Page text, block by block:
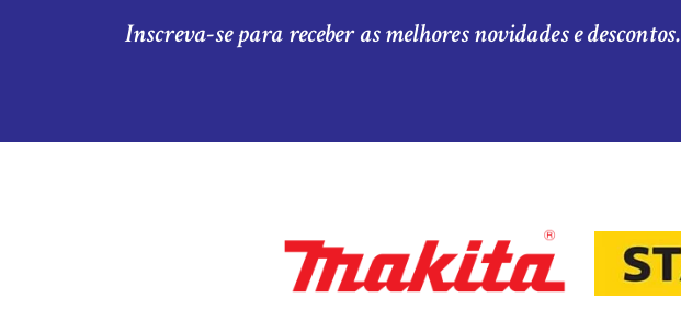
Inscreva-se para receber as melhores novidades e descontos.